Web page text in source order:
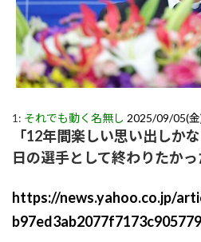
1: それでも動く名無し 2025/09/05(
「12年間楽しい思い出しか
日の選手として終わりたかっ
https://news.yahoo.co.jp/